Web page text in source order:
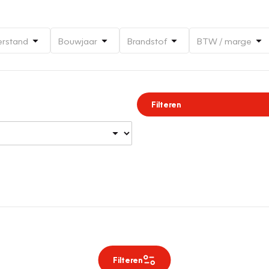
Bouwjaar Brandstof BTW / marge
Filteren
Filteren